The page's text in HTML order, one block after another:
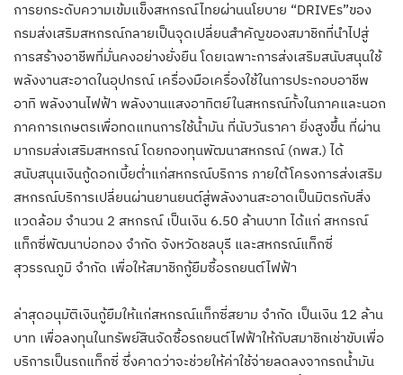
การยกระดับความเข้มแข็งสหกรณ์ไทยผ่านนโยบาย “DRIVEs”ของ
กรมส่งเสริมสหกรณ์กลายเป็นจุดเปลี่ยนสำคัญของสมาชิกที่นำไปสู่
การสร้างอาชีพที่มั่นคงอย่างยั่งยืน โดยเฉพาะการส่งเสริมสนับสนุนใช้
พลังงานสะอาดในอุปกรณ์ เครื่องมือเครื่องใช้ในการประกอบอาชีพ
อาทิ พลังงานไฟฟ้า พลังงานแสงอาทิตย์ในสหกรณ์ทั้งในภาคและนอก
ภาคการเกษตรเพื่อทดแทนการใช้น้ำมัน ที่นับวันราคา ยิ่งสูงขึ้น ที่ผ่าน
มากรมส่งเสริมสหกรณ์ โดยกองทุนพัฒนาสหกรณ์ (กพส.) ได้
สนับสนุนเงินกู้ดอกเบี้ยต่ำแก่สหกรณ์บริการ ภายใต้โครงการส่งเสริม
สหกรณ์บริการเปลี่ยนผ่านยานยนต์สู่พลังงานสะอาดเป็นมิตรกับสิ่ง
แวดล้อม จำนวน 2 สหกรณ์ เป็นเงิน 6.50 ล้านบาท ได้แก่ สหกรณ์
แท็กซี่พัฒนาบ่อทอง จำกัด จังหวัดชลบุรี และสหกรณ์แท็กซี่
สุวรรณภูมิ จำกัด เพื่อให้สมาชิกกู้ยืมซื้อรถยนต์ไฟฟ้า
ล่าสุดอนุมัติเงินกู้ยืมให้แก่สหกรณ์แท็กซี่สยาม จำกัด เป็นเงิน 12 ล้าน
บาท เพื่อลงทุนในทรัพย์สินจัดซื้อรถยนต์ไฟฟ้าให้กับสมาชิกเช่าขับเพื่อ
บริการเป็นรถแท็กซี่ ซึ่งคาดว่าจะช่วยให้ค่าใช้จ่ายลดลงจากรถน้ำมัน